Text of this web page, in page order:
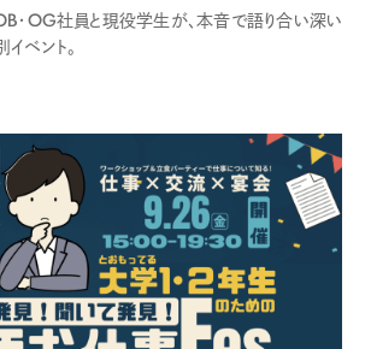
・OG社員と現役学生が、本音で語り合い深い
ベント。